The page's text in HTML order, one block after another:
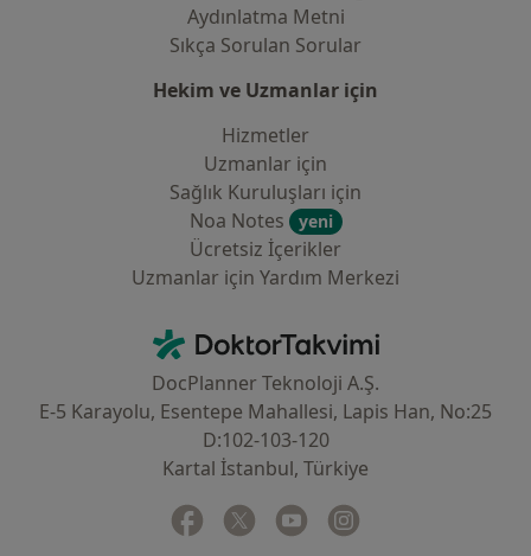
Aydınlatma Metni
Sıkça Sorulan Sorular
Hekim ve Uzmanlar için
Hizmetler
Uzmanlar için
Sağlık Kuruluşları için
Noa Notes
yeni
Ücretsiz İçerikler
Uzmanlar için Yardım Merkezi
DoktorTakvimi - Ana Sayfa
DocPlanner Teknoloji A.Ş.
E-5 Karayolu, Esentepe Mahallesi, Lapis Han, No:25
D:102-103-120
Kartal İstanbul, Türkiye
Facebook
yeni bir sekmede açılır
Twitter
yeni bir sekmede açılır
Youtube
yeni bir sekmede açılır